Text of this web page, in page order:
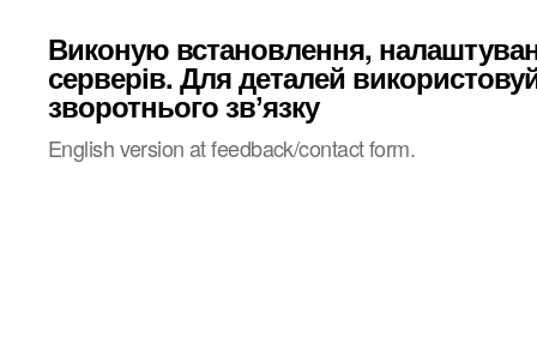
Виконую встановлення,
серверів. Для деталей
зворотнього звʼязку
English version at feedback/contact form.